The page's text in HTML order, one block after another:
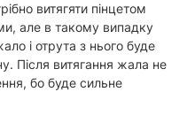
витягяти пінцетом
але в такому випадку
і отрута з нього буде
Після витягання жала не
бо буде сильне